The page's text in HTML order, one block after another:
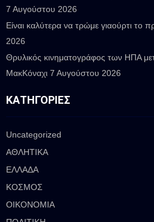
7 Αυγούστου 2026
Είναι καλύτερα να τρώμε γιαούρτι το
2026
Θρυλικός κινηματογράφος των ΗΠΑ
ΜακΚόναχι 7 Αυγούστου 2026
ΚΑΤΗΓΟΡΊΕΣ
Uncategorized
ΑΘΛΗΤΙΚΑ
ΕΛΛΑΔΑ
ΚΟΣΜΟΣ
ΟΙΚΟΝΟΜΙΑ